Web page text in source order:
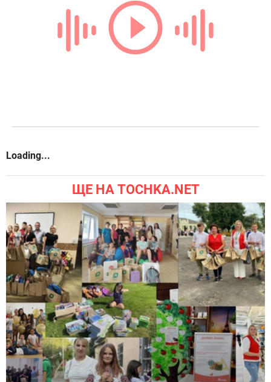
Loading...
ЩЕ НА TOCHKA.NET